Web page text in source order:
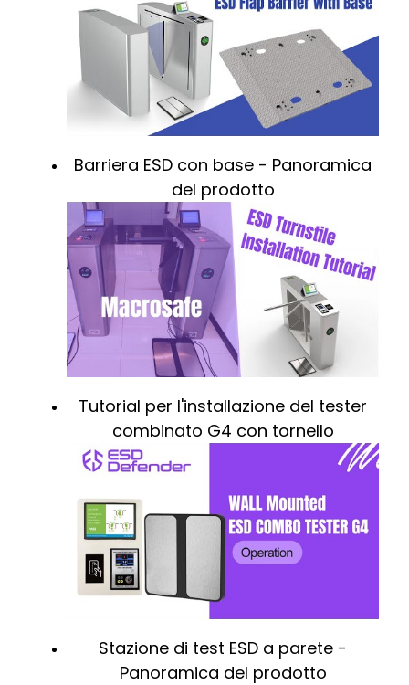
Barriera ESD con base - Panoramica
del prodotto
Tutorial per l'installazione del tester
combinato G4 con tornello
Stazione di test ESD a parete -
Panoramica del prodotto